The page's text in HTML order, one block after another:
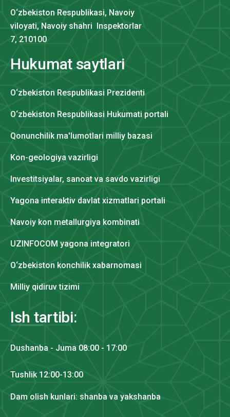
O‘zbekiston Respublikasi, Navoiy
viloyati, Navoiy shahri Inspektorlar
7, 210100
Hukumat saytlari
O‘zbekiston Respublikasi Prezidenti
O‘zbekiston Respublikasi Hukumati portali
Qonunchilik ma'lumotlari milliy bazasi
Kon-geologiya vazirligi
Investitsiyalar, sanoat va savdo vazirligi
Yagona interaktiv davlat xizmatlari portali
Navoiy kon metallurgiya kombinati
UZINFOCOM yagona integratori
O‘zbekiston konchilik xabarnomasi
Milliy qidiruv tizimi
Ish tartibi:
Dushanba - Juma 08:00 - 17:00
Tushlik 12:00-13:00
Dam olish kunlari: shanba va yakshanba